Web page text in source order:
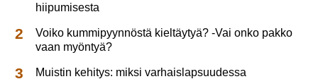
hiipumisesta
Voiko kummipyynnöstä kieltäytyä? -Vai onko pakko
vaan myöntyä?
Muistin kehitys: miksi varhaislapsuudessa